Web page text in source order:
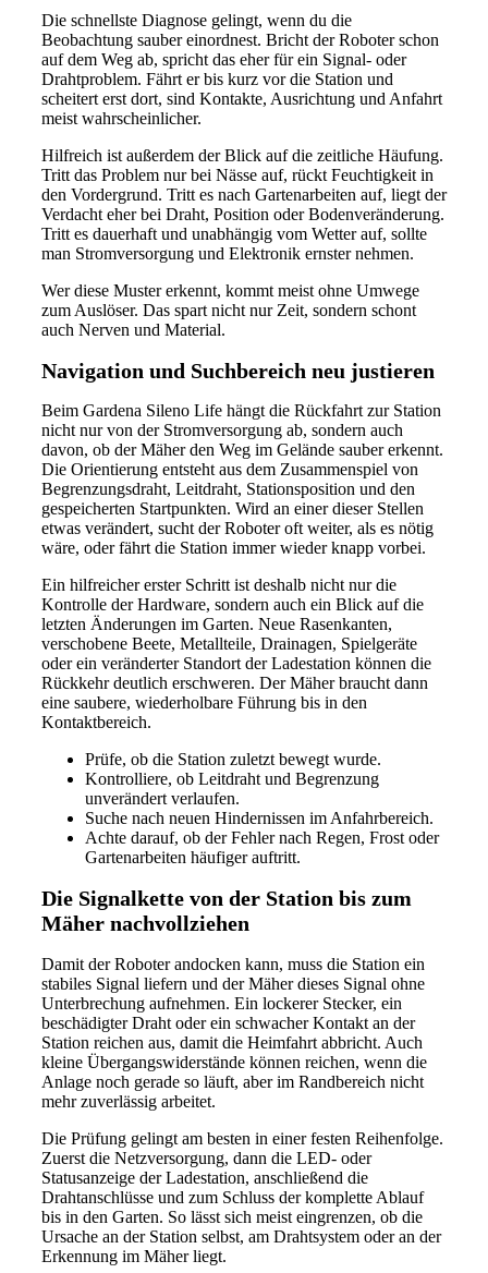
Die schnellste Diagnose gelingt, wenn du die
Beobachtung sauber einordnest. Bricht der Roboter schon
auf dem Weg ab, spricht das eher für ein Signal- oder
Drahtproblem. Fährt er bis kurz vor die Station und
scheitert erst dort, sind Kontakte, Ausrichtung und Anfahrt
meist wahrscheinlicher.
Hilfreich ist außerdem der Blick auf die zeitliche Häufung.
Tritt das Problem nur bei Nässe auf, rückt Feuchtigkeit in
den Vordergrund. Tritt es nach Gartenarbeiten auf, liegt der
Verdacht eher bei Draht, Position oder Bodenveränderung.
Tritt es dauerhaft und unabhängig vom Wetter auf, sollte
man Stromversorgung und Elektronik ernster nehmen.
Wer diese Muster erkennt, kommt meist ohne Umwege
zum Auslöser. Das spart nicht nur Zeit, sondern schont
auch Nerven und Material.
Navigation und Suchbereich neu justieren
Beim Gardena Sileno Life hängt die Rückfahrt zur Station
nicht nur von der Stromversorgung ab, sondern auch
davon, ob der Mäher den Weg im Gelände sauber erkennt.
Die Orientierung entsteht aus dem Zusammenspiel von
Begrenzungsdraht, Leitdraht, Stationsposition und den
gespeicherten Startpunkten. Wird an einer dieser Stellen
etwas verändert, sucht der Roboter oft weiter, als es nötig
wäre, oder fährt die Station immer wieder knapp vorbei.
Ein hilfreicher erster Schritt ist deshalb nicht nur die
Kontrolle der Hardware, sondern auch ein Blick auf die
letzten Änderungen im Garten. Neue Rasenkanten,
verschobene Beete, Metallteile, Drainagen, Spielgeräte
oder ein veränderter Standort der Ladestation können die
Rückkehr deutlich erschweren. Der Mäher braucht dann
eine saubere, wiederholbare Führung bis in den
Kontaktbereich.
Prüfe, ob die Station zuletzt bewegt wurde.
Kontrolliere, ob Leitdraht und Begrenzung
unverändert verlaufen.
Suche nach neuen Hindernissen im Anfahrbereich.
Achte darauf, ob der Fehler nach Regen, Frost oder
Gartenarbeiten häufiger auftritt.
Die Signalkette von der Station bis zum
Mäher nachvollziehen
Damit der Roboter andocken kann, muss die Station ein
stabiles Signal liefern und der Mäher dieses Signal ohne
Unterbrechung aufnehmen. Ein lockerer Stecker, ein
beschädigter Draht oder ein schwacher Kontakt an der
Station reichen aus, damit die Heimfahrt abbricht. Auch
kleine Übergangswiderstände können reichen, wenn die
Anlage noch gerade so läuft, aber im Randbereich nicht
mehr zuverlässig arbeitet.
Die Prüfung gelingt am besten in einer festen Reihenfolge.
Zuerst die Netzversorgung, dann die LED- oder
Statusanzeige der Ladestation, anschließend die
Drahtanschlüsse und zum Schluss der komplette Ablauf
bis in den Garten. So lässt sich meist eingrenzen, ob die
Ursache an der Station selbst, am Drahtsystem oder an der
Erkennung im Mäher liegt.